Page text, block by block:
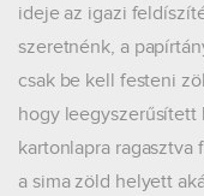
ideje az igazi
szeretnénk, a
csak be kell festeni
hogy leegyszerűsített
kartonlapra
a sima zöld helyett